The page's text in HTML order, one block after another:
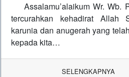
Assalamu’alaikum Wr. Wb.
tercurahkan kehadirat Allah
karunia dan anugerah yang
kepada kita…
SELENGKAPNYA